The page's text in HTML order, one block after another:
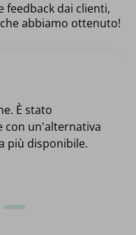
feedback dai clienti,
abbiamo ottenuto!
È stato
con un'alternativa
più disponibile.